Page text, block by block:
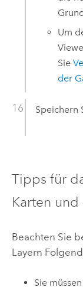
Um
Sie
der
Speichern
Tipps für
Karten und
Beachten Sie
Layern
Sie